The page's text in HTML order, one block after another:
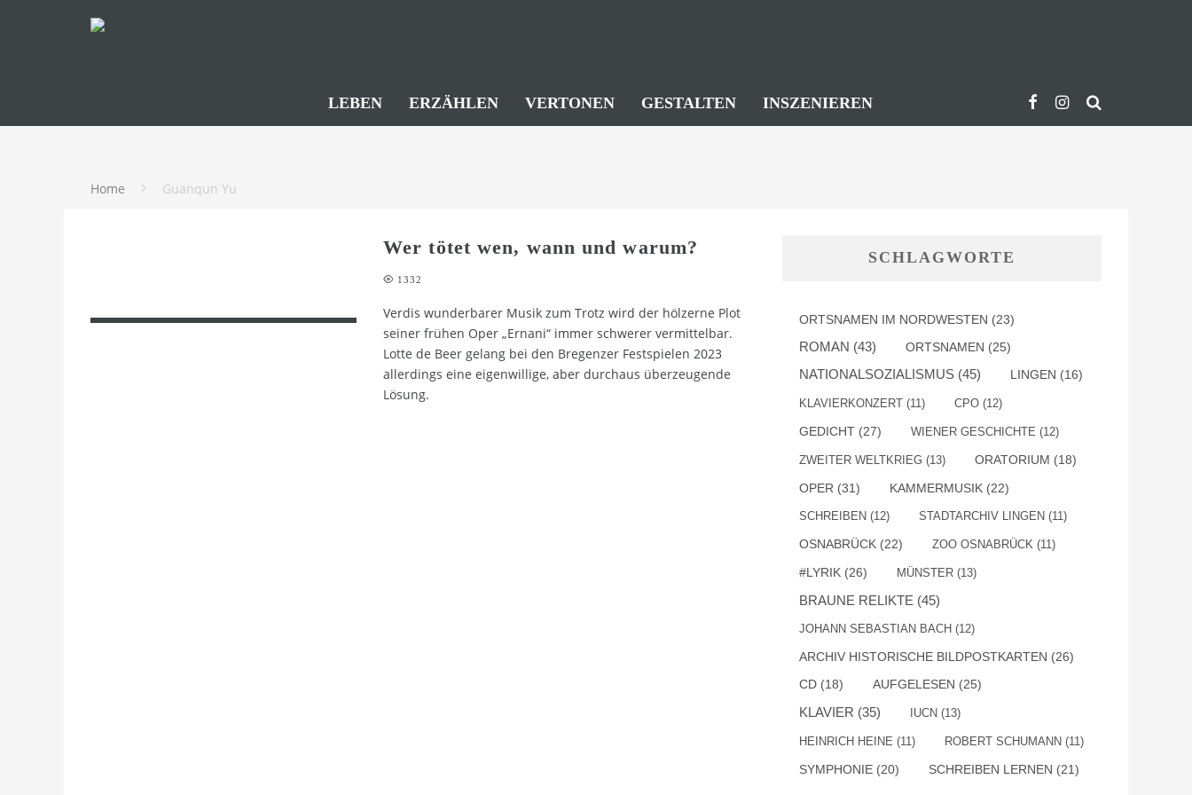
LEBEN ERZÄHLEN VERTONEN GESTALTEN INSZENIEREN
Home Guanqun Yu
Wer tötet wen, wann und warum?
1332
Verdis wunderbarer Musik zum Trotz wird der hölzerne Plot
seiner frühen Oper „Ernani“ immer schwerer vermittelbar.
Lotte de Beer gelang bei den Bregenzer Festspielen 2023
allerdings eine eigenwillige, aber durchaus überzeugende
Lösung.
SCHLAGWORTE
ORTSNAMEN IM NORDWESTEN (23)
ROMAN (43) ORTSNAMEN (25)
NATIONALSOZIALISMUS (45) LINGEN (16)
KLAVIERKONZERT (11) CPO (12)
GEDICHT (27) WIENER GESCHICHTE (12)
ZWEITER WELTKRIEG (13) ORATORIUM (18)
OPER (31) KAMMERMUSIK (22)
SCHREIBEN (12) STADTARCHIV LINGEN (11)
OSNABRÜCK (22) ZOO OSNABRÜCK (11)
#LYRIK (26) MÜNSTER (13)
BRAUNE RELIKTE (45)
JOHANN SEBASTIAN BACH (12)
ARCHIV HISTORISCHE BILDPOSTKARTEN (26)
CD (18) AUFGELESEN (25)
KLAVIER (35) IUCN (13)
HEINRICH HEINE (11) ROBERT SCHUMANN (11)
SYMPHONIE (20) SCHREIBEN LERNEN (21)